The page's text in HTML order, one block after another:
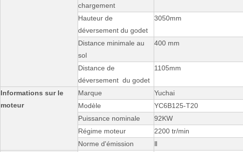
chargement
Hauteur de
déversement du godet
3050mm
Distance minimale au
sol
400 mm
Distance de
déversement du godet
1105mm
Informations sur le
moteur
Marque
Yuchai
Modèle
YC6B125-T20
Puissance nominale
92KW
Régime moteur
2200 tr/min
Norme d'émission
Ⅱ